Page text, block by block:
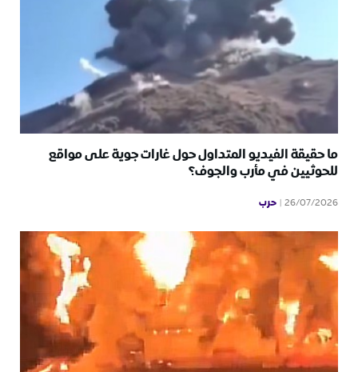
ما حقيقة الفيديو المتداول حول غارات جوية على مواقع
للحوثيين في مأرب والجوف؟
26/07/2026 حرب